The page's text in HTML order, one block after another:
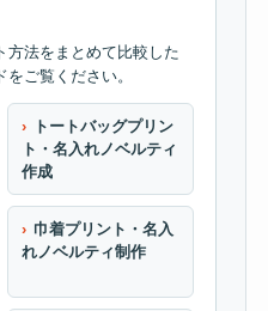
方法をまとめて比較した
ご覧ください。
トートバッグプリン
ト・名入れノベルティ
作成
巾着プリント・名入
れノベルティ制作